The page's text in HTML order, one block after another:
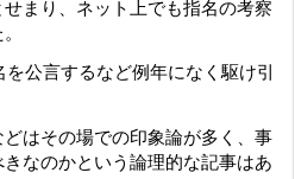
まり、ネット上でも指名の考察
公言するなど例年になく駆け引
はその場での印象論が多く、事
なのかという論理的な記事はあ